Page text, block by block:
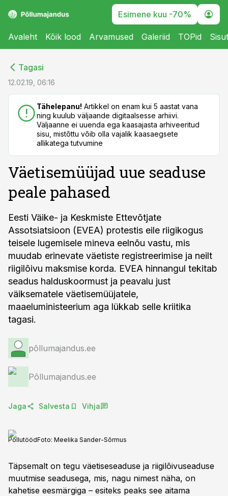
Esimene kuu -70%
Avaleht Kõik lood Arvamused Galeriid TOPid
Tagasi
12.02.19, 06:16
Tähelepanu! Artikkel on enam kui 5 aastat vana
ning kuulub väljaande digitaalsesse arhiivi.
Väljaanne ei uuenda ega kaasajasta arhiveeritud
sisu, mistõttu võib olla vajalik kaasaegsete
allikatega tutvumine
Väetisemüüjad uue seaduse
peale pahased
Eesti Väike- ja Keskmiste Ettevõtjate
Assotsiatsioon (EVEA) protestis eile riigikogus
teisele lugemisele mineva eelnõu vastu, mis
muudab erinevate väetiste registreerimise ja neilt
riigilõivu maksmise korda. EVEA hinnangul tekitab
seadus halduskoormust ja peavalu just
väiksematele väetisemüüjatele,
maaeluministeerium aga lükkab selle kriitika
tagasi.
põllumajandus.ee
Põllumajandus.ee
Jaga Salvesta Vihja
PõllutöödFoto: Meelika Sander-Sõrmus
Täpsemalt on tegu väetiseseaduse ja riigilõivuseaduse
muutmise seadusega, mis, nagu nimest näha, on
kahetise eesmärgiga – esiteks peaks see aitama